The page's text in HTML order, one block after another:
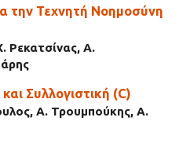
την Τεχνητή Νοημοσύνη
Ρεκατσίνας, Α.
Συλλογιστική (C)
Α. Τρουμπούκης, Α.